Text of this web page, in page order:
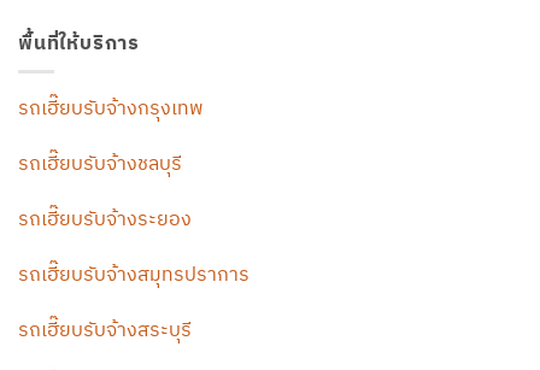
พื้นที่ให้บริการ
รถเฮี๊ยบรับจ้างกรุงเทพ
รถเฮี๊ยบรับจ้างชลบุรี
รถเฮี๊ยบรับจ้างระยอง
รถเฮี๊ยบรับจ้างสมุทรปราการ
รถเฮี๊ยบรับจ้างสระบุรี